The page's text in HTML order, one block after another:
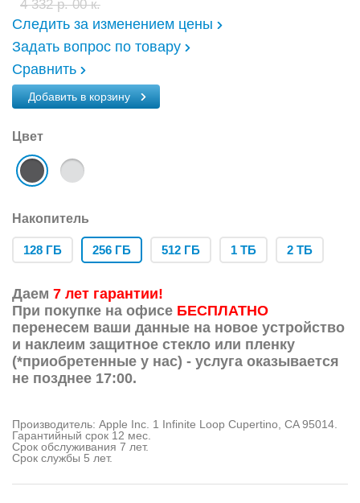
4 332 р. 00 к.
Следить за изменением цены
Задать вопрос по товару
Сравнить
Добавить в корзину
Цвет
Накопитель
128 ГБ 256 ГБ 512 ГБ 1 ТБ 2 ТБ
Даем 7 лет гарантии!
При покупке на офисе БЕСПЛАТНО
перенесем ваши данные на новое устройство
и наклеим защитное стекло или пленку
(*приобретенные у нас) - услуга оказывается
не позднее 17:00.
Производитель: Apple Inc. 1 Infinite Loop Cupertino, CA 95014.
Гарантийный срок 12 мес.
Срок обслуживания 7 лет.
Срок службы 5 лет.